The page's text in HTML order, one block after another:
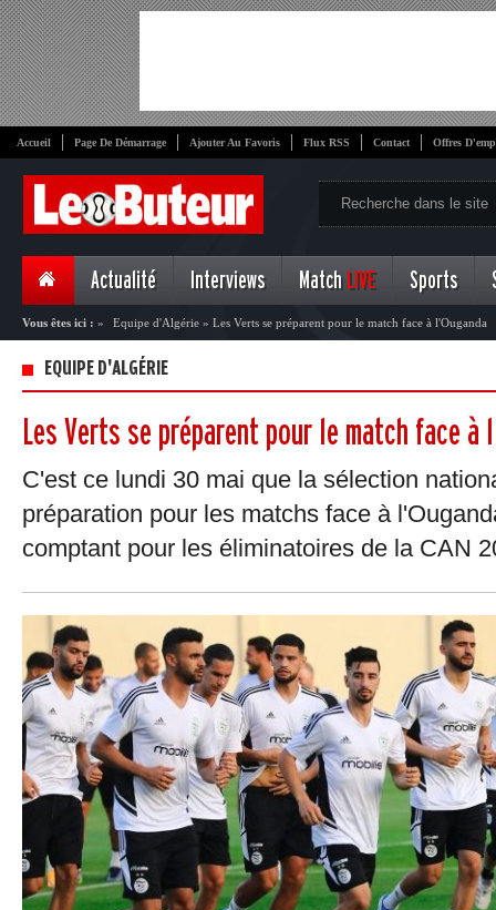
Accueil Page De Démarrage Ajouter Au Favoris Flux RSS Contact Offres
Actualité Interviews Match LIVE Sports
Vous êtes ici : » Equipe d'Algérie » Les Verts se préparent pour le match face à l'Ouganda
EQUIPE D'ALGÉRIE
Les Verts se préparent pour le match face à
C'est ce lundi 30 mai que la sélection
préparation pour les matchs face à
comptant pour les éliminatoires de la CAN